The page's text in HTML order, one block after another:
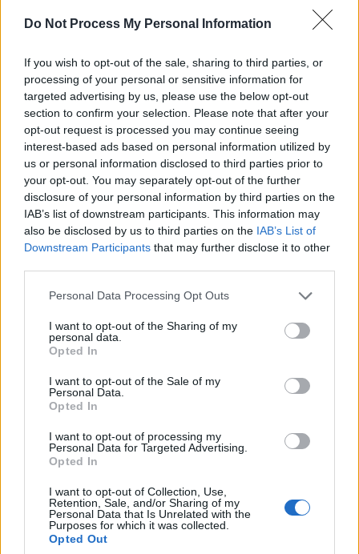
Do Not Process My Personal Information
If you wish to opt-out of the sale, sharing to third parties, or
processing of your personal or sensitive information for
targeted advertising by us, please use the below opt-out
section to confirm your selection. Please note that after your
opt-out request is processed you may continue seeing
interest-based ads based on personal information utilized by
us or personal information disclosed to third parties prior to
your opt-out. You may separately opt-out of the further
disclosure of your personal information by third parties on the
IAB’s list of downstream participants. This information may
also be disclosed by us to third parties on the IAB’s List of
Downstream Participants that may further disclose it to other
Personal Data Processing Opt Outs
I want to opt-out of the Sharing of my
personal data.
Opted In
I want to opt-out of the Sale of my
Personal Data.
Opted In
I want to opt-out of processing my
Personal Data for Targeted Advertising.
Opted In
I want to opt-out of Collection, Use,
Retention, Sale, and/or Sharing of my
Personal Data that Is Unrelated with the
Purposes for which it was collected.
Opted Out